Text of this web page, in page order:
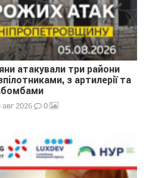
атакували три райони
з артилерії та
2026 0